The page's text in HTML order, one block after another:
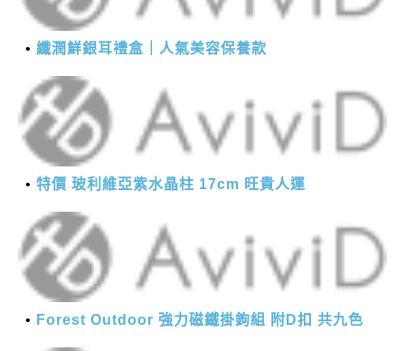
纖潤鮮銀耳禮盒｜人氣美容保養款
特價 玻利維亞紫水晶柱 17cm 旺貴人運
Forest Outdoor 強力磁鐵掛鉤組 附D扣 共九色